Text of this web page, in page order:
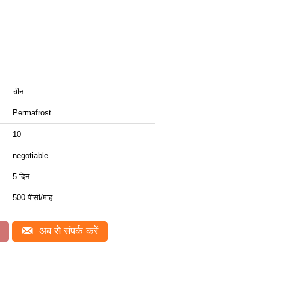
चीन
Permafrost
10
negotiable
5 दिन
500 पीसी/माह
अब से संपर्क करें